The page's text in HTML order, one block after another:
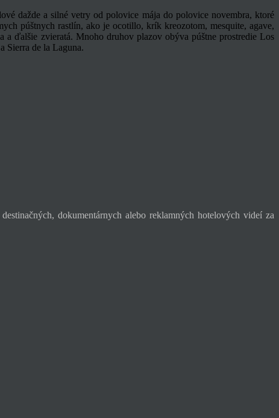
dažde a silné vetry od polovice mája do polovice novembra, ktoré
púštnych rastlín, ako je ocotillo, krík kreozotom, mesquite, agave,
ďalšie zvieratá. Mnoho druhov plazov obýva púštne prostredie Los
Sierra de la Laguna.
dokumentárnych alebo reklamných hotelových videí za